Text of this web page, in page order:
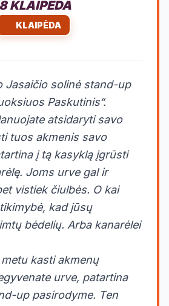
KLAIPEDA
KLAIPĖDA
Jasaičio solinė stand-up
Paskutinis“.
atsidaryti savo
tuos akmenis savo
į tą kasyklą įgrūsti
Joms urve gal ir
vistiek čiulbės. O kai
kad jūsų
bėdelių. Arba kanarėlei
kasti akmenų
urve, patartina
up pasirodyme. Ten